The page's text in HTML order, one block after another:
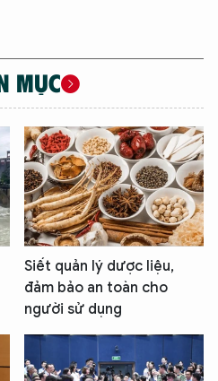
MỤC
Siết quản lý dược liệu,
đảm bảo an toàn cho
người sử dụng